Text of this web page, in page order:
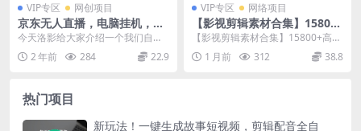
VIP专区 网创项目
京东无人直播，电脑挂机，操
作简单，懒人专属，可矩阵操
作 单号日入200-300
今天洛影给大家介绍一个我们自营
的项目——京东无人直播项目。 提
起来无人直播，很多...
2 年前 284 22.9
VIP专区 网络项目
【影视剪辑素材合集】15800
+高清混剪卡点｜热门影视精
彩片段｜人物/城市/场景全覆
盖，中文分类清晰
【影视剪辑素材合集】15800+高清
混剪卡点｜热门影视精彩片段｜人
物/城市/场景...
1 月前 312 38.8
热门项目
新玩法！一键生成故事短视频，剪辑配音全自